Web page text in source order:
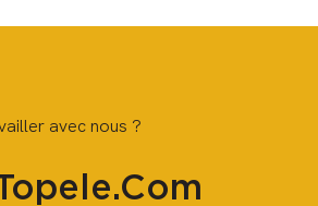
avec nous ?